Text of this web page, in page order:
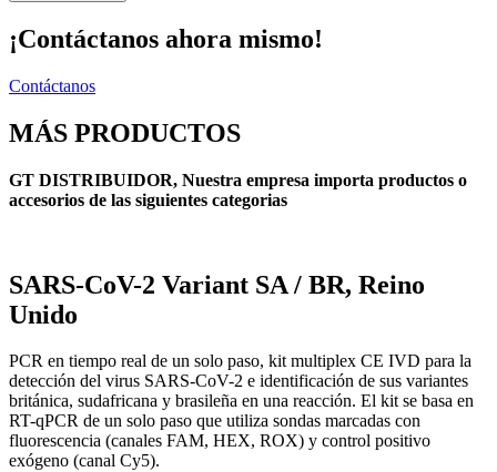
¡Contáctanos ahora mismo!
Contáctanos
MÁS PRODUCTOS
GT DISTRIBUIDOR, Nuestra empresa importa productos o
accesorios de las siguientes categorias
SARS-CoV-2 Variant SA / BR, Reino
Unido
PCR en tiempo real de un solo paso, kit multiplex CE IVD para la
detección del virus SARS-CoV-2 e identificación de sus variantes
británica, sudafricana y brasileña en una reacción. El kit se basa en
RT-qPCR de un solo paso que utiliza sondas marcadas con
fluorescencia (canales FAM, HEX, ROX) y control positivo
exógeno (canal Cy5).